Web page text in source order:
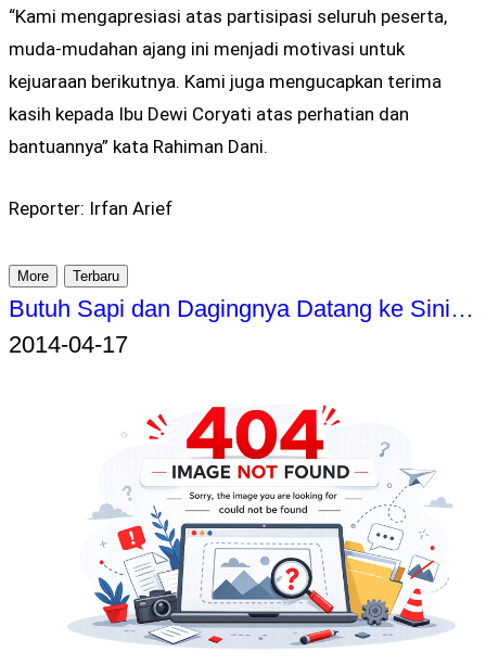
“Kami mengapresiasi atas partisipasi seluruh peserta,
muda-mudahan ajang ini menjadi motivasi untuk
kejuaraan berikutnya. Kami juga mengucapkan terima
kasih kepada Ibu Dewi Coryati atas perhatian dan
bantuannya” kata Rahiman Dani.
Reporter: Irfan Arief
More Terbaru
Butuh Sapi dan Dagingnya Datang ke Sini…
2014-04-17